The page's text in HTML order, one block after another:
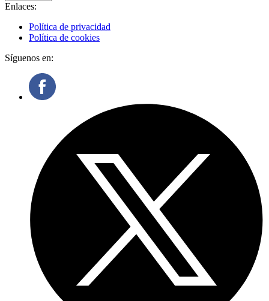
Enlaces:
Política de privacidad
Política de cookies
Síguenos en: